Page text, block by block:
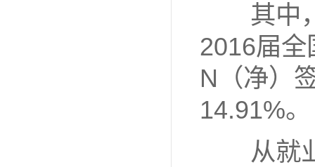
其中
2016届全
N（净）
14.91%。
从就